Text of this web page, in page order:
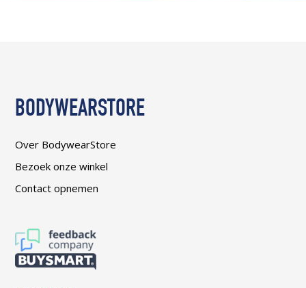
BODYWEARSTORE
Over BodywearStore
Bezoek onze winkel
Contact opnemen